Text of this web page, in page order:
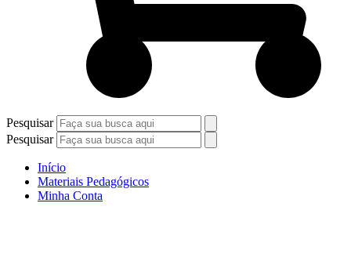
Pesquisar
Pesquisar
Início
Materiais Pedagógicos
Minha Conta